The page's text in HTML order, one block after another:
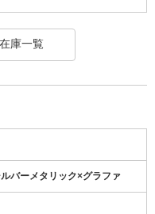
庫一覧
バーメタリック×グラファ